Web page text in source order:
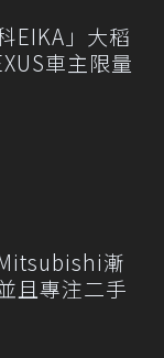
EIKA」大稻
車主限量
漸
且專注二手